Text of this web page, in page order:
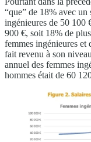
“que” de 18% avec un
ingénieures de 50 100
900 €, soit 18% de
femmes ingénieures et
fait revenu à son
annuel des femmes
hommes était de 60